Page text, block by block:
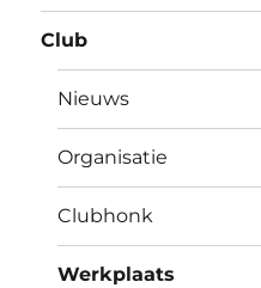
Club
Nieuws
Organisatie
Clubhonk
Werkplaats